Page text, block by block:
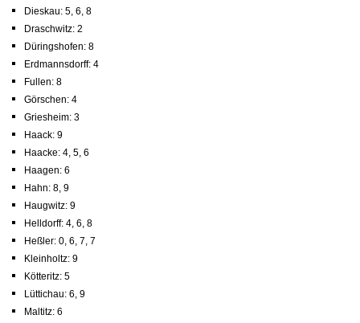
Dieskau: 5, 6, 8
Draschwitz: 2
Düringshofen: 8
Erdmannsdorff: 4
Fullen: 8
Görschen: 4
Griesheim: 3
Haack: 9
Haacke: 4, 5, 6
Haagen: 6
Hahn: 8, 9
Haugwitz: 9
Helldorff: 4, 6, 8
Heßler: 0, 6, 7, 7
Kleinholtz: 9
Kötteritz: 5
Lüttichau: 6, 9
Maltitz: 6